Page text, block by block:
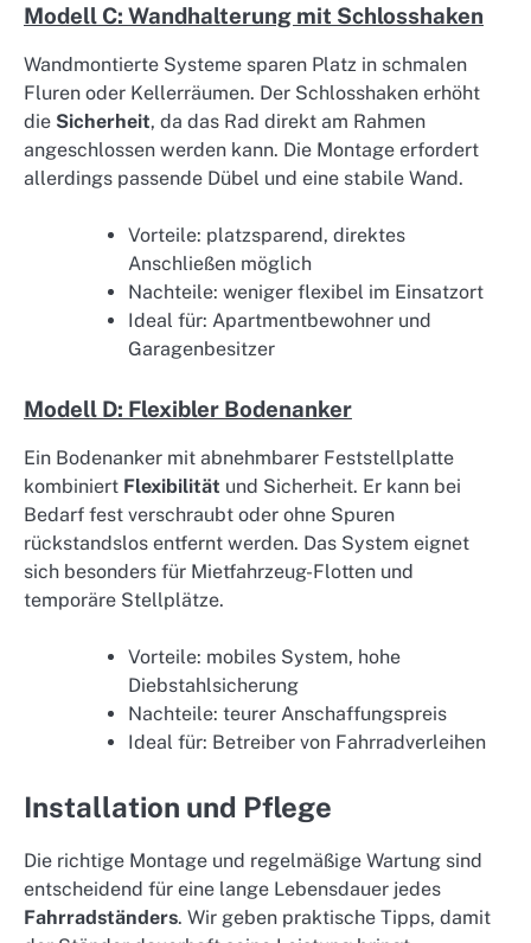
Modell C: Wandhalterung mit Schlosshaken
Wandmontierte Systeme sparen Platz in schmalen
Fluren oder Kellerräumen. Der Schlosshaken erhöht
die Sicherheit, da das Rad direkt am Rahmen
angeschlossen werden kann. Die Montage erfordert
allerdings passende Dübel und eine stabile Wand.
Vorteile: platzsparend, direktes
Anschließen möglich
Nachteile: weniger flexibel im Einsatzort
Ideal für: Apartmentbewohner und
Garagenbesitzer
Modell D: Flexibler Bodenanker
Ein Bodenanker mit abnehmbarer Feststellplatte
kombiniert Flexibilität und Sicherheit. Er kann bei
Bedarf fest verschraubt oder ohne Spuren
rückstandslos entfernt werden. Das System eignet
sich besonders für Mietfahrzeug-Flotten und
temporäre Stellplätze.
Vorteile: mobiles System, hohe
Diebstahlsicherung
Nachteile: teurer Anschaffungspreis
Ideal für: Betreiber von Fahrradverleihen
Installation und Pflege
Die richtige Montage und regelmäßige Wartung sind
entscheidend für eine lange Lebensdauer jedes
Fahrradständers. Wir geben praktische Tipps, damit